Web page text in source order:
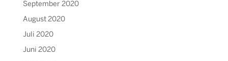
September 2020
August 2020
Juli 2020
Juni 2020